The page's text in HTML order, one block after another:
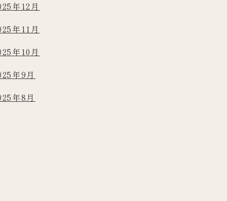
年12月
年11月
年10月
年9月
年8月